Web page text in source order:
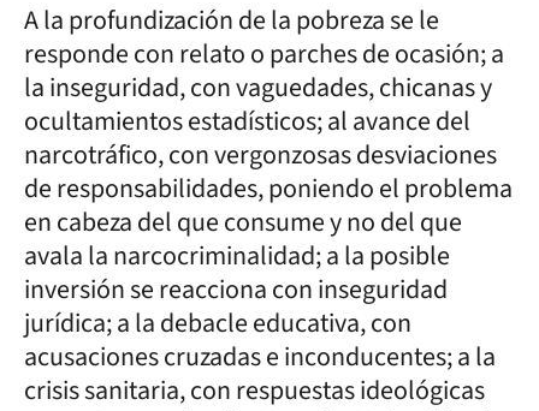
A la profundización de la pobreza se le
responde con relato o parches de ocasión; a
la inseguridad, con vaguedades, chicanas y
ocultamientos estadísticos; al avance del
narcotráfico, con vergonzosas desviaciones
de responsabilidades, poniendo el problema
en cabeza del que consume y no del que
avala la narcocriminalidad; a la posible
inversión se reacciona con inseguridad
jurídica; a la debacle educativa, con
acusaciones cruzadas e inconducentes; a la
crisis sanitaria, con respuestas ideológicas